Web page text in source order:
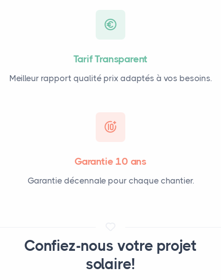
Tarif Transparent
Meilleur rapport qualité prix adaptés à vos besoins.
Garantie 10 ans
Garantie décennale pour chaque chantier.
Confiez-nous votre projet
solaire!